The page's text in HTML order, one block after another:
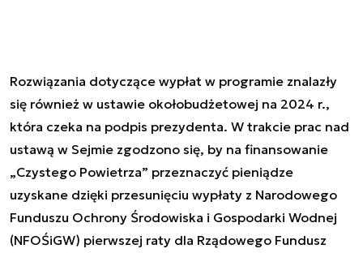
Rozwiązania dotyczące wypłat w programie znalazły
się również w ustawie okołobudżetowej na 2024 r.,
która czeka na podpis prezydenta. W trakcie prac nad
ustawą w Sejmie zgodzono się, by na finansowanie
„Czystego Powietrza” przeznaczyć pieniądze
uzyskane dzięki przesunięciu wypłaty z Narodowego
Funduszu Ochrony Środowiska i Gospodarki Wodnej
(NFOŚiGW) pierwszej raty dla Rządowego Fundusz